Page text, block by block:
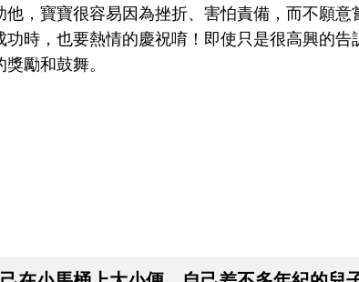
，寶寶很容易因為挫折、害怕責備，而不願意
時，也要熱情的慶祝唷！即使只是很高興的告
勵和鼓舞。